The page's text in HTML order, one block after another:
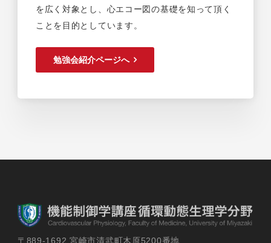
を広く対象とし、心エコー図の基礎を知って頂く
ことを目的としています。
勉強会紹介ページへ
〒889-1692 宮崎市清武町木原5200番地